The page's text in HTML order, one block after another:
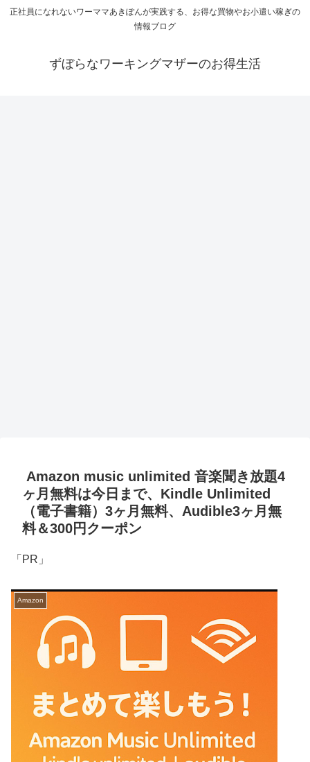
正社員になれないワーママあきぽんが実践する、お得な買物やお小遣い稼ぎの
情報ブログ
ずぼらなワーキングマザーのお得生活
Amazon music unlimited 音楽聞き放題4
ヶ月無料は今日まで、Kindle Unlimited
（電子書籍）3ヶ月無料、Audible3ヶ月無
料＆300円クーポン
「PR」
Amazon